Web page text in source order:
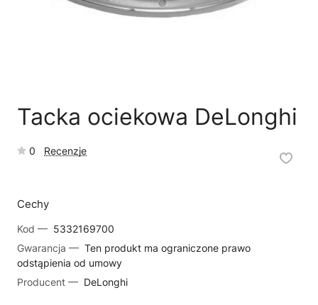
Tacka ociekowa DeLonghi
0 Recenzje
Cechy
Kod — 5332169700
Gwarancja — Ten produkt ma ograniczone prawo
odstąpienia od umowy
Producent — DeLonghi